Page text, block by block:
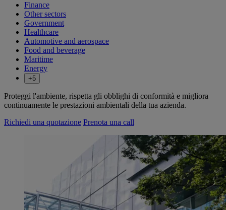
Finance
Other sectors
Government
Healthcare
Automotive and aerospace
Food and beverage
Maritime
Energy
+5
Proteggi l'ambiente, rispetta gli obblighi di conformità e migliora
continuamente le prestazioni ambientali della tua azienda.
Richiedi una quotazione Prenota una call